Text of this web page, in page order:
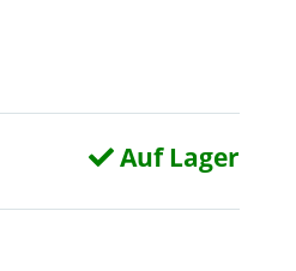
Auf Lager